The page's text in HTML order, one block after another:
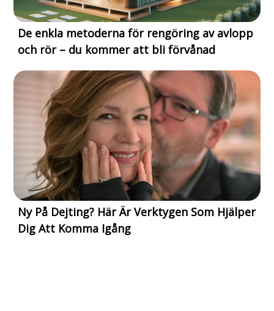
De enkla metoderna för rengöring av avlopp
och rör – du kommer att bli förvånad
Ny På Dejting? Här Är Verktygen Som Hjälper
Dig Att Komma Igång